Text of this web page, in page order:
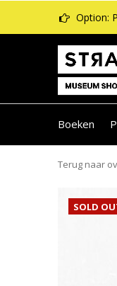
Boeken
Option:
Terug naar
SOLD